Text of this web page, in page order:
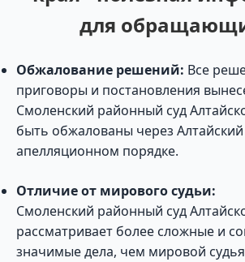
для
Обжалование решений: Все
приговоры и постановления
Смоленский районный суд
быть обжалованы через Алтайский
апелляционном порядке.
Отличие от мирового судьи:
Смоленский районный суд
рассматривает более сложные и
значимые дела, чем мировой